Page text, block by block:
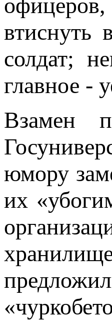
втиснуть
солдат;
главное -
Взамен
юмору
их